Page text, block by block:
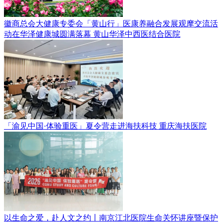
徽商总会大健康专委会「黄山行」医康养融合发展观摩交流活
动在华泽健康城圆满落幕 黄山华泽中西医结合医院
「渝见中国·体验重医」夏令营走进海扶科技 重庆海扶医院
以生命之爱，赴人文之约丨南京江北医院生命关怀讲座暨保护